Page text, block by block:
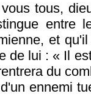
tous,
entre
et
de lui : « Il
du
ennemi